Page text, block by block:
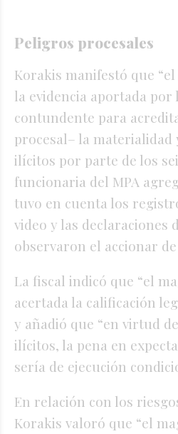
Peligros procesales
Korakis manifestó que
la evidencia aportada por
contundente para
procesal– la materialidad
ilícitos por parte de los
funcionaria del MPA
tuvo en cuenta los
video y las declaraciones
observaron el accionar
La fiscal indicó que “el
acertada la calificación
y añadió que “en virtud
ilícitos, la pena en
sería de ejecución
En relación con los
Korakis valoró que “el